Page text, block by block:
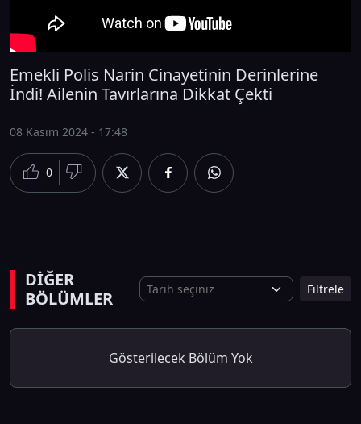
Emekli Polis Narin Cinayetinin Derinlerine
İndi! Ailenin Tavırlarına Dikkat Çekti
08 Kasım 2024 - 17:48
0
DİĞER
BÖLÜMLER
Filtrele
Gösterilecek Bölüm Yok